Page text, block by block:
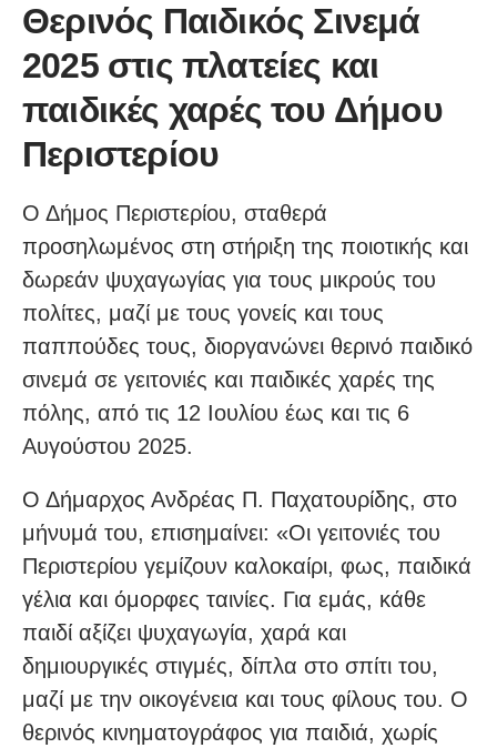
Θερινός Παιδικός Σινεμά
2025 στις πλατείες και
παιδικές χαρές του Δήμου
Περιστερίου
Ο Δήμος Περιστερίου, σταθερά
προσηλωμένος στη στήριξη της ποιοτικής και
δωρεάν ψυχαγωγίας για τους μικρούς του
πολίτες, μαζί με τους γονείς και τους
παππούδες τους, διοργανώνει θερινό παιδικό
σινεμά σε γειτονιές και παιδικές χαρές της
πόλης, από τις 12 Ιουλίου έως και τις 6
Αυγούστου 2025.
Ο Δήμαρχος Ανδρέας Π. Παχατουρίδης, στο
μήνυμά του, επισημαίνει: «Οι γειτονιές του
Περιστερίου γεμίζουν καλοκαίρι, φως, παιδικά
γέλια και όμορφες ταινίες. Για εμάς, κάθε
παιδί αξίζει ψυχαγωγία, χαρά και
δημιουργικές στιγμές, δίπλα στο σπίτι του,
μαζί με την οικογένεια και τους φίλους του. Ο
θερινός κινηματογράφος για παιδιά, χωρίς